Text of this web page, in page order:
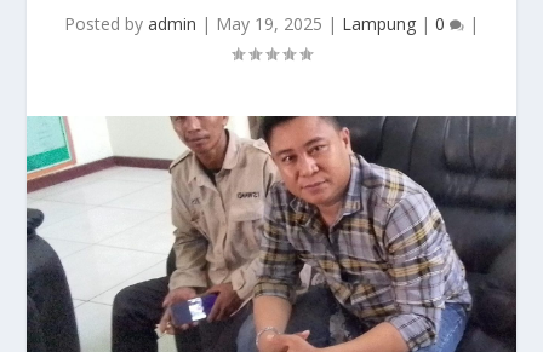
Posted by admin | May 19, 2025 | Lampung | 0 |